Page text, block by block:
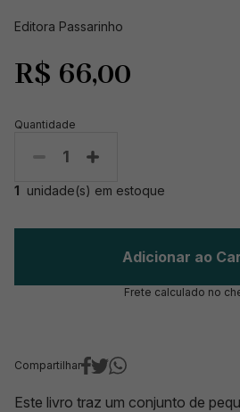
Este livro traz um conjunto de
Editora Passarinho
R$ 66,00
Quantidade
1
1 unidade(s) em estoque
Adicionar ao
Frete calculado no
Compartilhar